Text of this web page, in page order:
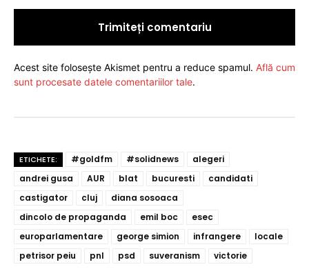
Acest site folosește Akismet pentru a reduce spamul. Află cum
sunt procesate datele comentariilor tale.
ETICHETE: #goldfm #solidnews
alegeri
andrei gusa
AUR blat bucuresti
candidati
castigator
cluj
diana sosoaca
dincolo de propaganda
emil boc
esec
europarlamentare
george simion infrangere
locale
petrisor peiu
pnl psd suveranism victorie